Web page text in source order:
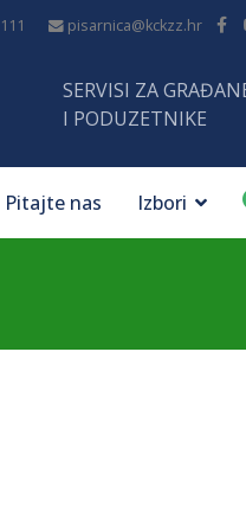
pisarnica@kckzz.hr
SERVISI ZA
I PODUZETNIKE
Pitajte nas Izbori